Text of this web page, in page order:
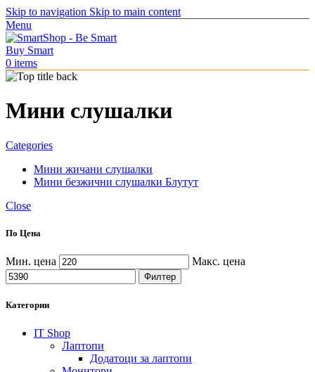
Skip to navigation Skip to main content
Menu
0 items
Мини слушалки
Categories
Мини жичани слушалки
Мини безжични слушалки Блутут
Close
По Цена
Мин. цена Макс. цена
Филтер
Категории
IT Shop
Лаптопи
Додатоци за лаптопи